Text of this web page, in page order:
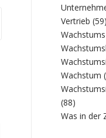
Vertrieb (59)
Wachstum
(88)
Was in der